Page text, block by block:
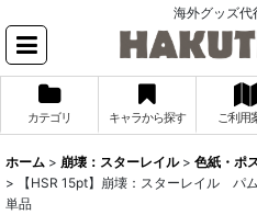
海外グッズ代
カテゴリ キャラから探す ご利用
ホーム > 崩壊：スターレイル > 色紙・ポ
>
【HSR 15pt】崩壊：スターレイル
単品